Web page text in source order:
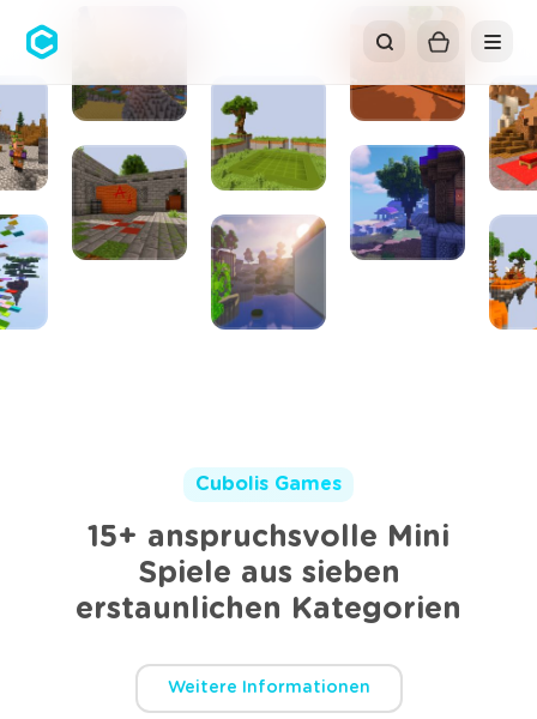
Cubolis
Cubolis Games
15+ anspruchsvolle Mini
Spiele aus sieben
erstaunlichen Kategorien
Weitere Informationen